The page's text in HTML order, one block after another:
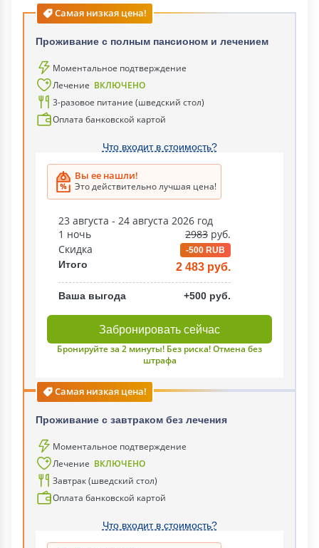
Самая низкая цена!
Проживание с полным пансионом и лечением
Моментальное подтверждение
Лечение ВКЛЮЧЕНО
3-разовое питание (шведский стол)
Оплата банковской картой
Что входит в стоимость?
Вы ее нашли!
Это действительно лучшая цена!
23 августа - 24 августа 2026 год
1 ночь
2983 руб.
Скидка
-500 RUB
Итого 2 483 руб.
Ваша выгода +500 руб.
Забронировать сейчас
Бронируйте за 2 минуты! Без риска! Отмена без
штрафа
Самая низкая цена!
Проживание с завтраком без лечения
Моментальное подтверждение
Лечение ВКЛЮЧЕНО
Завтрак (шведский стол)
Оплата банковской картой
Что входит в стоимость?